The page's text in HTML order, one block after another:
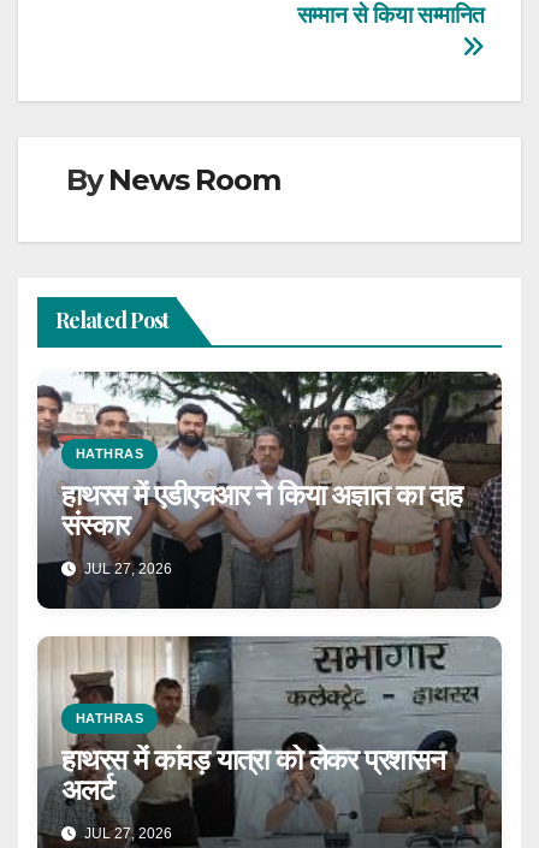
सम्मान से किया सम्मानित
ByNews Room
Related Post
HATHRAS
हाथरस में एडीएचआर ने किया अज्ञात का दाह
संस्कार
JUL 27, 2026
HATHRAS
हाथरस में कांवड़ यात्रा को लेकर प्रशासन
अलर्ट
JUL 27, 2026